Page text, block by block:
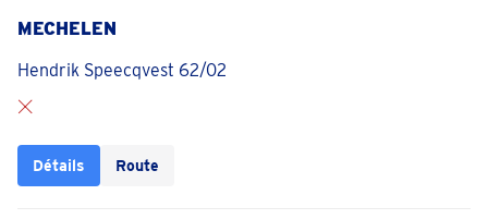
MECHELEN
Hendrik Speecqvest 62/02
Détails Route